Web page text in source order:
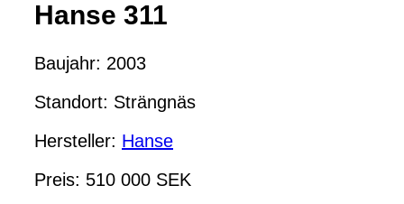
Hanse 311
Baujahr: 2003
Standort: Strängnäs
Hersteller: Hanse
Preis: 510 000 SEK